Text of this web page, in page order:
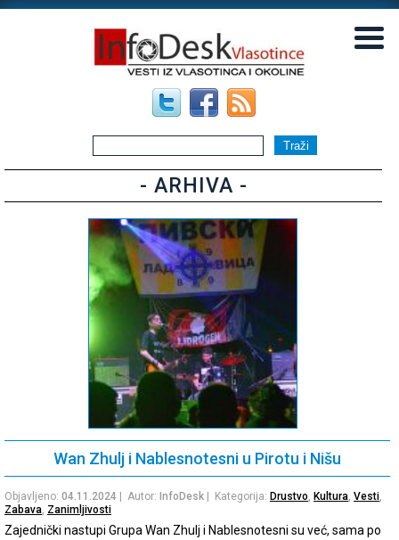
- ARHIVA -
Wan Zhulj i Nablesnotesni u Pirotu i Nišu
Objavljeno: 04.11.2024 | Autor: InfoDesk | Kategorija: Drustvo, Kultura, Vesti,
Zabava, Zanimljivosti
Zajednički nastupi Grupa Wan Zhulj i Nablesnotesni su već, sama po